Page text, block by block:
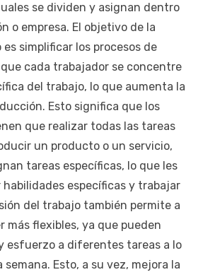
se dividen y asignan dentro
o empresa. El objetivo de la
simplificar los procesos de
cada trabajador se concentre
del trabajo, lo que aumenta la
Esto significa que los
que realizar todas las tareas
un producto o un servicio,
tareas específicas, lo que les
específicas y trabajar
del trabajo también permite a
más flexibles, ya que pueden
esfuerzo a diferentes tareas a lo
semana. Esto, a su vez, mejora la